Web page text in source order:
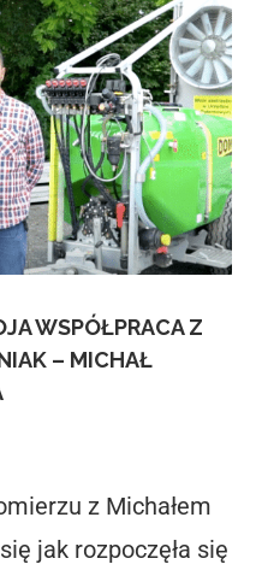
WSPÓŁPRACA Z
– MICHAŁ
z Michałem
jak rozpoczęła się